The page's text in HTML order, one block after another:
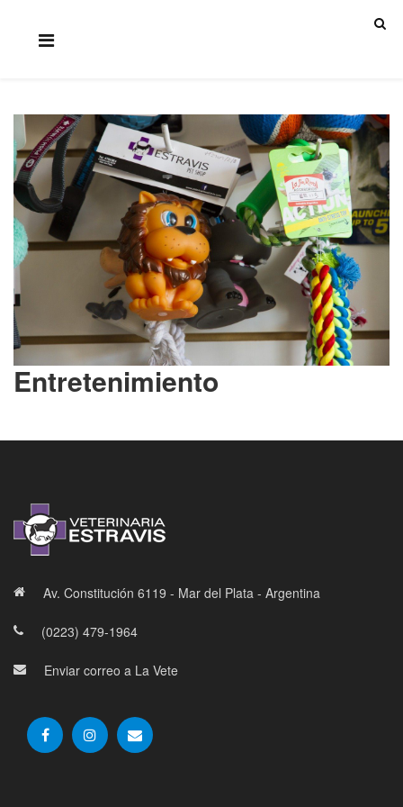
Entretenimiento
Av. Constitución 6119 - Mar del Plata - Argentina
(0223) 479-1964
Enviar correo a La Vete